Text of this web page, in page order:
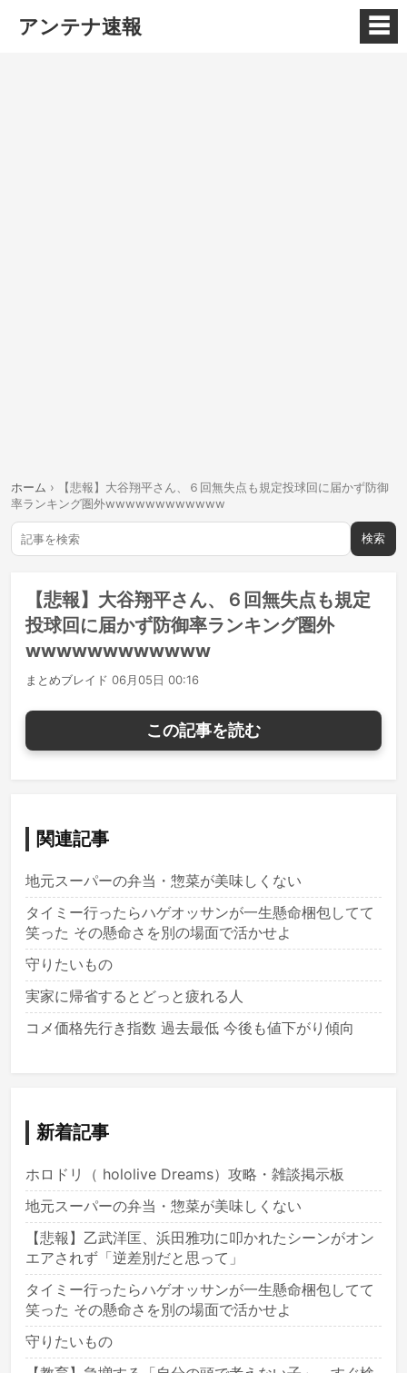
アンテナ速報 ☰
ホーム ›
【悲報】大谷翔平さん、６回無失点も規定投球回に届かず防御
率ランキング圏外wwwwwwwwwwww
検索
【悲報】大谷翔平さん、６回無失点も規定
投球回に届かず防御率ランキング圏外
wwwwwwwwwwww
まとめブレイド 06月05日 00:16
この記事を読む
関連記事
地元スーパーの弁当・惣菜が美味しくない
タイミー行ったらハゲオッサンが一生懸命梱包してて
笑った その懸命さを別の場面で活かせよ
守りたいもの
実家に帰省するとどっと疲れる人
コメ価格先行き指数 過去最低 今後も値下がり傾向
新着記事
ホロドリ（ hololive Dreams）攻略・雑談掲示板
地元スーパーの弁当・惣菜が美味しくない
【悲報】乙武洋匡、浜田雅功に叩かれたシーンがオン
エアされず「逆差別だと思って」
タイミー行ったらハゲオッサンが一生懸命梱包してて
笑った その懸命さを別の場面で活かせよ
守りたいもの